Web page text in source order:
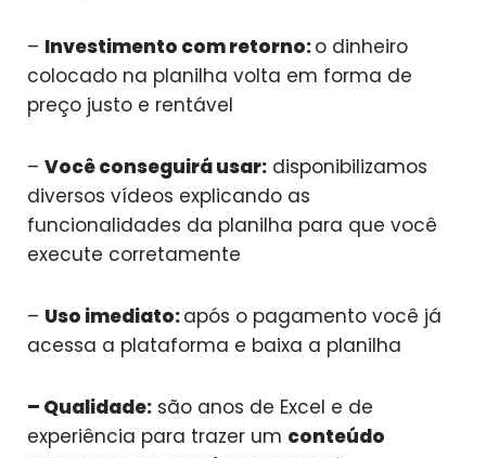
– Investimento com retorno:o dinheiro
colocado na planilha volta em forma de
preço justo e rentável
– Você conseguirá usar: disponibilizamos
diversos vídeos explicando as
funcionalidades da planilha para que você
execute corretamente
– Uso imediato:após o pagamento você já
acessa a plataforma e baixa a planilha
– Qualidade: são anos de Excel e de
experiência para trazer um conteúdo